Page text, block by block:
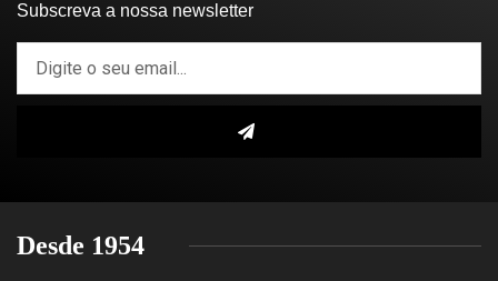
Subscreva a nossa newsletter
Desde 1954